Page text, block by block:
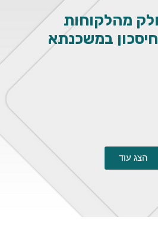
מהלקוחות
במשכנתא
הצג עוד